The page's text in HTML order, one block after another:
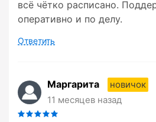
всё чётко расписано.
оперативно и по делу.
Ответить
Маргарита
новичок
11 месяцев назад